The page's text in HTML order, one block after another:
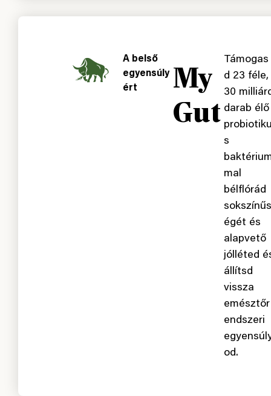
A belső
egyensúly
ért
My
Gut
Támogas
d 23 féle,
30
darab élő
probiotiku
s
mal
bélflórád
sokszínűs
égét és
alapvető
jólléted
állítsd
vissza
emésztőr
endszeri
od.